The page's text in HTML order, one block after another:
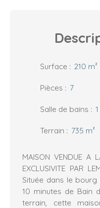
Surface : 210 m²
Pièces : 7
Salle de bains : 1
Terrain : 735 m²
MAISON VENDUE A
EXCLUSIVITE PAR
Située dans le
10 minutes de Bain
terrain, cette